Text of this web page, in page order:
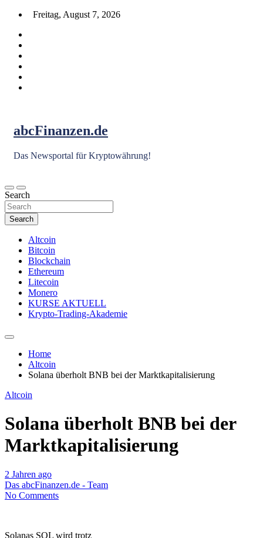
Skip
content
Freitag, August 7, 2026
abcFinanzen.de
Das Newsportal für Kryptowährung!
Search
Search
Altcoin
Bitcoin
Blockchain
Ethereum
Litecoin
Monero
KURSE AKTUELL
Krypto-Trading-Akademie
Home
Altcoin
Solana überholt BNB bei der Marktkapitalisierung
Altcoin
Solana überholt BNB bei der
Marktkapitalisierung
2 Jahren ago
Das abcFinanzen.de - Team
No Comments
Solanas SOL wird trotz